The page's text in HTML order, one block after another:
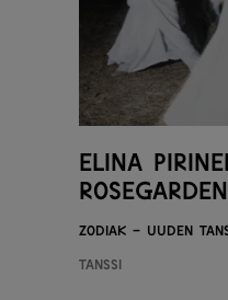
Elina
Rosegarden
Zodiak - Uuden
Tanssi